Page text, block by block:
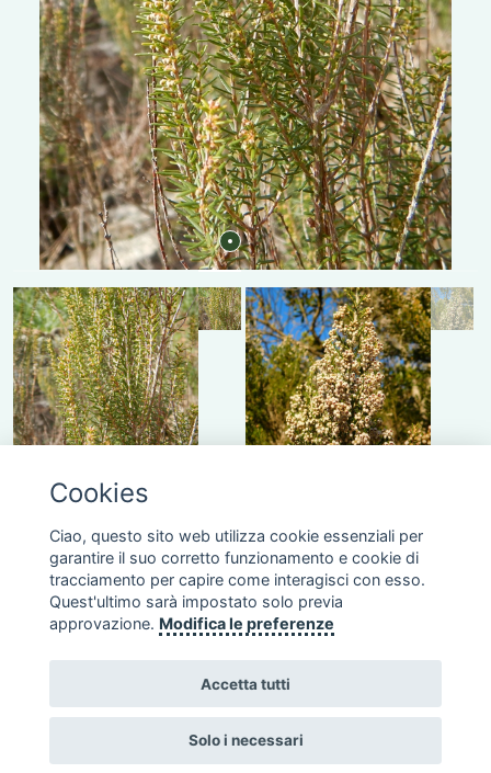
SEGUICI SUI SOCIAL
Copyright © 2010 - 2026 Fondazione Acqua dell'Elba
Cookies
Ciao, questo sito web utilizza cookie essenziali per
garantire il suo corretto funzionamento e cookie di
tracciamento per capire come interagisci con esso.
Quest'ultimo sarà impostato solo previa
approvazione. Modifica le preferenze
Accetta tutti
Solo i necessari